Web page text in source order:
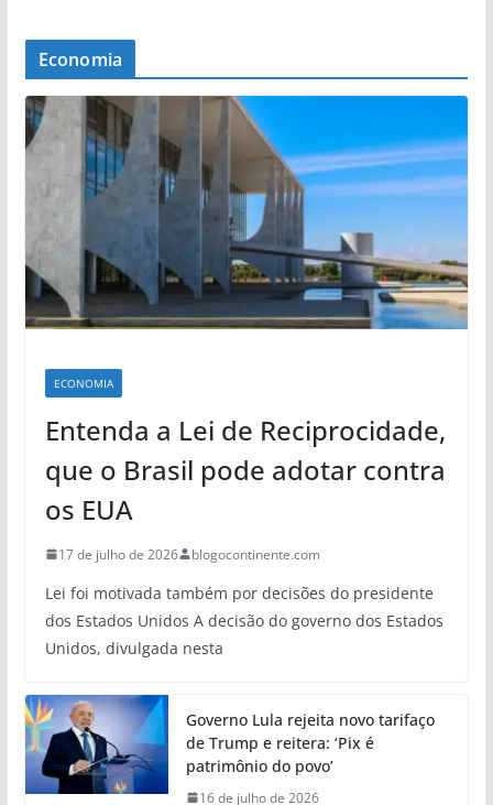
Economia
ECONOMIA
Entenda a Lei de Reciprocidade,
que o Brasil pode adotar contra
os EUA
17 de julho de 2026 blogocontinente.com
Lei foi motivada também por decisões do presidente
dos Estados Unidos A decisão do governo dos Estados
Unidos, divulgada nesta
Governo Lula rejeita novo tarifaço
de Trump e reitera: ‘Pix é
patrimônio do povo’
16 de julho de 2026